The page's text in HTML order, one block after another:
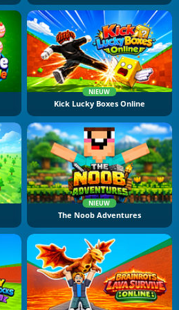
NIEUW
Kick Lucky Boxes Online
NIEUW
The Noob Adventures